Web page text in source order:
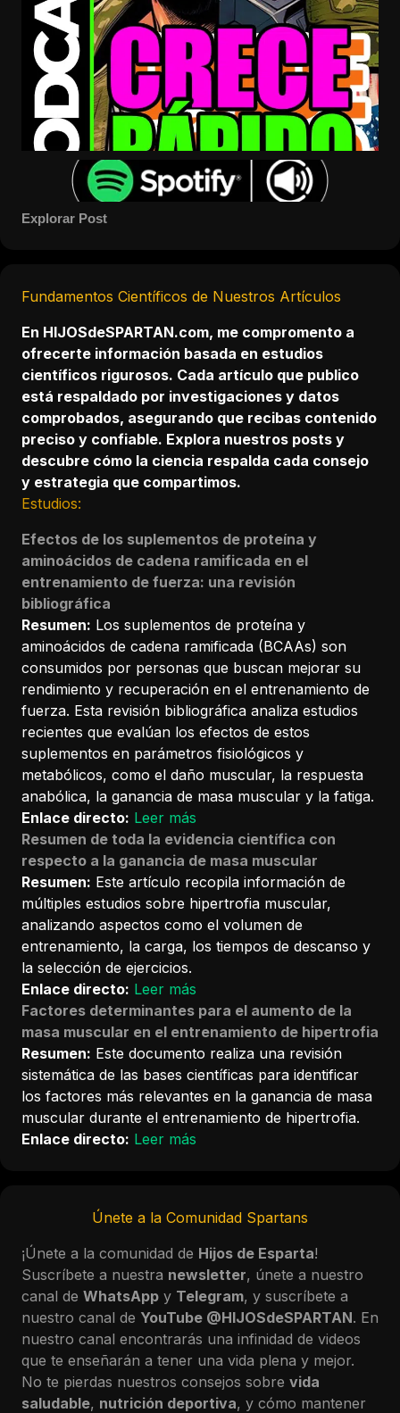
Explorar Post
Fundamentos Científicos de Nuestros Artículos
En HIJOSdeSPARTAN.com, me compromento a
ofrecerte información basada en estudios
científicos rigurosos. Cada artículo que publico
está respaldado por investigaciones y datos
comprobados, asegurando que recibas contenido
preciso y confiable. Explora nuestros posts y
descubre cómo la ciencia respalda cada consejo
y estrategia que compartimos.
Estudios:
Efectos de los suplementos de proteína y
aminoácidos de cadena ramificada en el
entrenamiento de fuerza: una revisión
bibliográfica
Resumen: Los suplementos de proteína y
aminoácidos de cadena ramificada (BCAAs) son
consumidos por personas que buscan mejorar su
rendimiento y recuperación en el entrenamiento de
fuerza. Esta revisión bibliográfica analiza estudios
recientes que evalúan los efectos de estos
suplementos en parámetros fisiológicos y
metabólicos, como el daño muscular, la respuesta
anabólica, la ganancia de masa muscular y la fatiga.
Enlace directo: Leer más
Resumen de toda la evidencia científica con
respecto a la ganancia de masa muscular
Resumen: Este artículo recopila información de
múltiples estudios sobre hipertrofia muscular,
analizando aspectos como el volumen de
entrenamiento, la carga, los tiempos de descanso y
la selección de ejercicios.
Enlace directo: Leer más
Factores determinantes para el aumento de la
masa muscular en el entrenamiento de hipertrofia
Resumen: Este documento realiza una revisión
sistemática de las bases científicas para identificar
los factores más relevantes en la ganancia de masa
muscular durante el entrenamiento de hipertrofia.
Enlace directo: Leer más
Únete a la Comunidad Spartans
¡Únete a la comunidad de Hijos de Esparta!
Suscríbete a nuestra newsletter, únete a nuestro
canal de WhatsApp y Telegram, y suscríbete a
nuestro canal de YouTube @HIJOSdeSPARTAN. En
nuestro canal encontrarás una infinidad de videos
que te enseñarán a tener una vida plena y mejor.
No te pierdas nuestros consejos sobre vida
saludable, nutrición deportiva, y cómo mantener